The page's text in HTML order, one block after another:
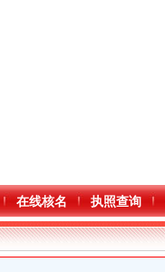
在线核名 执照查询